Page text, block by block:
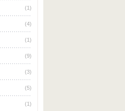
(1)
(4)
(1)
(9)
(3)
(5)
(1)